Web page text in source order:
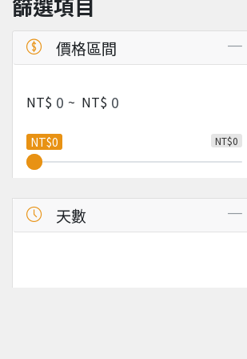
篩選項目
價格區間
NT$ ~ NT$
NT$0
NT$0
天數